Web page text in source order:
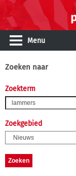
Menu
Zoeken naar
Zoekterm
Zoekgebied